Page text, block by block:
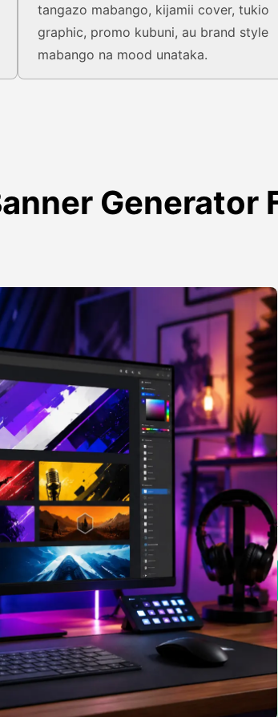
tangazo mabango, kijamii cover, tukio
graphic, promo kubuni, au brand style
mabango na mood unataka.
Generator